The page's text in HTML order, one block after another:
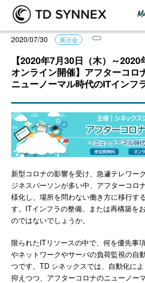
2020/07/30 展示会
【2020年7月30日（木）～2020
オンライン開催】アフターコロ
ニューノーマル時代のITインフ
新型コロナの影響を受け、急遽テレワー
ジネスパーソンが多い中、アフターコロ
様化し、場所を問わない働き方に移行す
す。ITインフラの整備、または再構築を
のではないでしょうか。
限られたITリソースの中で、何を優先事
やネットワークやサーバの負荷監視の自
つです。TD シネックスでは、自動化に
抑えつつ、アフターコロナのニューノー